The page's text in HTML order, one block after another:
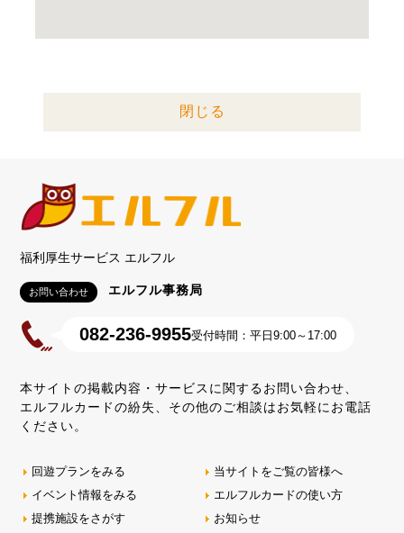
閉じる
福利厚生サービス エルフル
お問い合わせ エルフル事務局
082-236-9955受付時間：平日9:00～17:00
本サイトの掲載内容・サービスに関するお問い合わせ、
エルフルカードの紛失、その他のご相談はお気軽にお電話
ください。
回遊プランをみる
イベント情報をみる
提携施設をさがす
当サイトをご覧の皆様へ
エルフルカードの使い方
お知らせ